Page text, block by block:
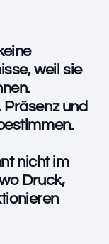
weil sie
Präsenz und
nicht im
Druck,